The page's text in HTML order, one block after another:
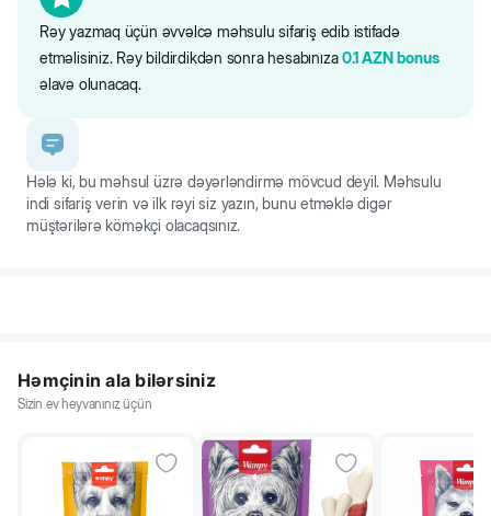
Rəy yazmaq üçün əvvəlcə məhsulu sifariş edib istifadə
etməlisiniz. Rəy bildirdikdən sonra hesabınıza0.1 AZN bonus
əlavə olunacaq.
Hələ ki, bu məhsul üzrə dəyərləndirmə mövcud deyil. Məhsulu
indi sifariş verin və ilk rəyi siz yazın, bunu etməklə digər
müştərilərə köməkçi olacaqsınız.
Həmçinin ala bilərsiniz
Sizin ev heyvanınız üçün